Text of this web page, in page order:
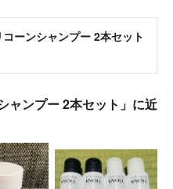
ーンシャンプー 2本セット
ャンプー 2本セット」に近